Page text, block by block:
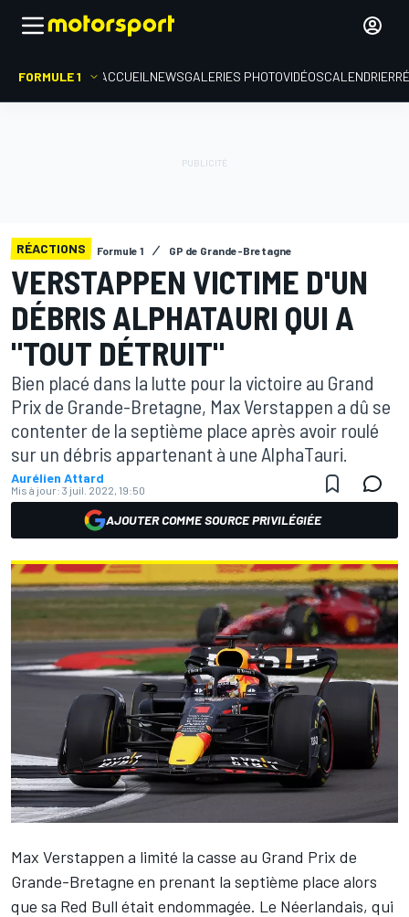
FORMULE 1 ACCUEIL NEWSGALERIES PHOTOVIDÉOSCALENDRIER
RÉACTIONS Formule 1 GP de Grande-Bretagne
VERSTAPPEN VICTIME D'UN
DÉBRIS ALPHATAURI QUI A
"TOUT DÉTRUIT"
Bien placé dans la lutte pour la victoire au Grand
Prix de Grande-Bretagne, Max Verstappen a dû se
contenter de la septième place après avoir roulé
sur un débris appartenant à une AlphaTauri.
Aurélien Attard
Mis à jour: 3 juil. 2022, 19:50
AJOUTER COMME SOURCE PRIVILÉGIÉE
Max Verstappen a limité la casse au Grand Prix de
Grande-Bretagne en prenant la septième place alors
que sa Red Bull était endommagée. Le Néerlandais, qui